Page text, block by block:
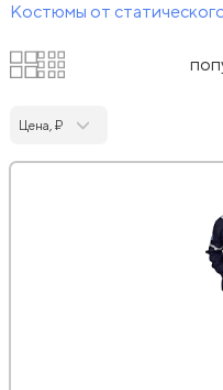
Костюмы от
Цена, ₽